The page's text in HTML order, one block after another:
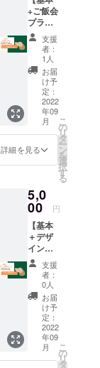
ご希望
される
か」の
アン
ケート
URL
を、雑
誌お届
け時に
同封い
たしま
す。10
月末を
期限に
回答い
き、限
定数を
超えた
場合は
抽選と
させて
いただ
きま
す。そ
の後、
割引券
および
サービ
ス券の
利用方
法につ
版(pdf
版) ・お
礼のお
手紙
Folte.掲
載のコ
ンセプ
トホテ
ルをお
得に楽
しみた
い方
に！ １
して、
掲載ホ
テルか
ら宿泊
割引券
やサー
ビス券
を提供
してい
ただき
まし
た！
6/15現
在、掲
載ホテ
形式)に
加え、
「全国
150以上
の大学
生向け
コンセ
プトホ
テルを
網羅し
たホテ
ルリス
ト」を
でお届
け。 雑
誌以外
のホテ
ル情報
をさら
に知り
たい方
に！ ※
各リ
ターン
の詳細
はプロ
ジェク
トペー
ジ本文
+ご飯会
プラ
ン！】
・Folte.
メン
バーと
のご飯
会1回
・旅行
雑誌
Folte.1
冊 ・デ
ジタル
版(pdf
版) ・お
紙 旅行
雑誌
Folte.一
冊とデ
ジタル
版(pdf
形式)に
加え、
Folte.メ
ンバー
との食
事会が
できる
プラン
です。
オプ
支援
者：
1人
お届
け予
定：
2022
年09
月
詳細を見る
こ
の
リ
タ
ー
ン
を
選
択
す
る
5,0
00 円
【基本
＋デザ
イン講
座プラ
ン！】
・オン
ライン
デザイ
ン講座
（計２
回） ・
旅行雑
誌
支援
者：
0人
お届
け予
定：
2022
年09
月
こ
の
リ
タ